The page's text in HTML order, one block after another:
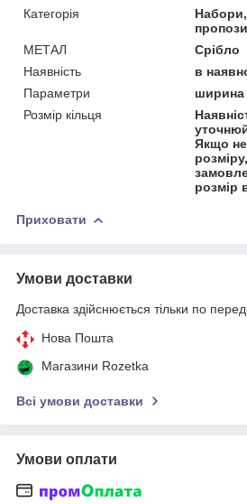
Категорія
МЕТАЛ
Срібло
Наявність
в
Параметри
ширина
Розмір кільця
Якщо
розмір
Приховати
Умови доставки
Доставка здійснюється тільки по
Нова Пошта
Магазини Rozetka
Всі умови доставки
Умови оплати